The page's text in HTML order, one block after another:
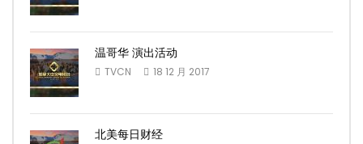
温哥华 演出活动
TVCN 18 12 月 2017
北美每日财经